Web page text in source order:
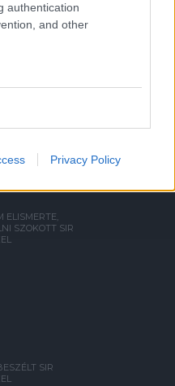
authentication
and other
Privacy Policy
ELISMERTE,
SZOKOTT SIR
SIR